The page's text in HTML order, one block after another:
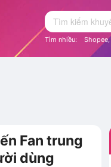
Tìm nhiều: Shopee,
Fan trung
dùng